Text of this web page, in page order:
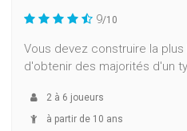
9/10
Vous devez construire la
d'obtenir des majorités d'un
2 à 6 joueurs
à partir de 10 ans